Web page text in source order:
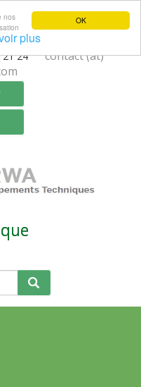
OK
nos
plus
21 24contact (at)